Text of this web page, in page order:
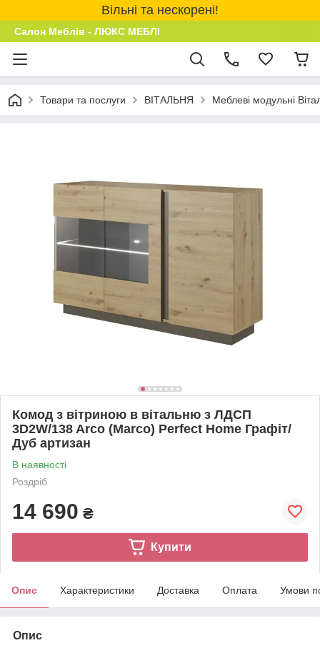
Вільні та нескорені!
Салон Меблів - ЛЮКС МЕБЛІ
Товари та послуги ВІТАЛЬНЯ Меблеві модульні
Комод з вітриною в вітальню з ЛДСП
3D2W/138 Arco (Marco) Perfect Home Графіт/
Дуб артизан
В наявності
Роздріб
14 690 ₴
Купити
Опис Характеристики Доставка Оплата Умови
Опис